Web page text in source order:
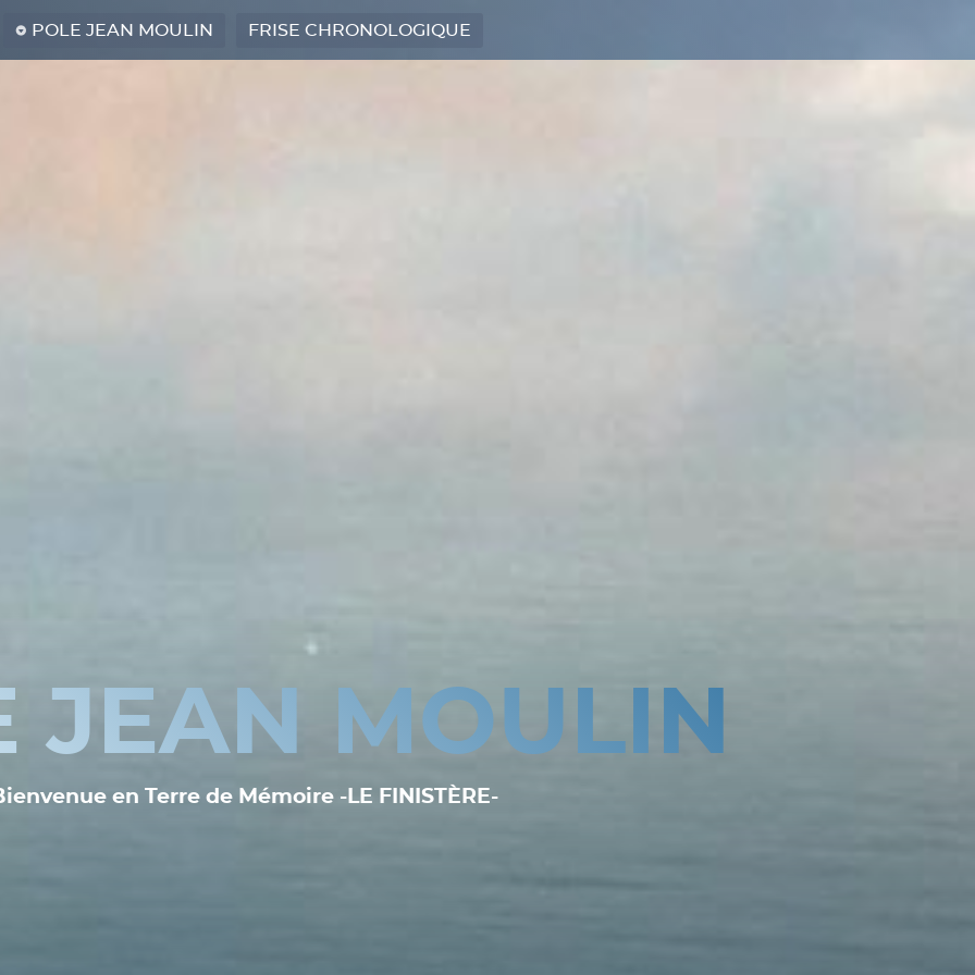
POLE JEAN MOULIN FRISE CHRONOLOGIQUE
JEAN MOULIN
en Terre de Mémoire -LE FINISTÈRE-